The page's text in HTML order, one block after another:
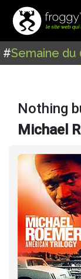
#Semaine du
Nothing
Michael